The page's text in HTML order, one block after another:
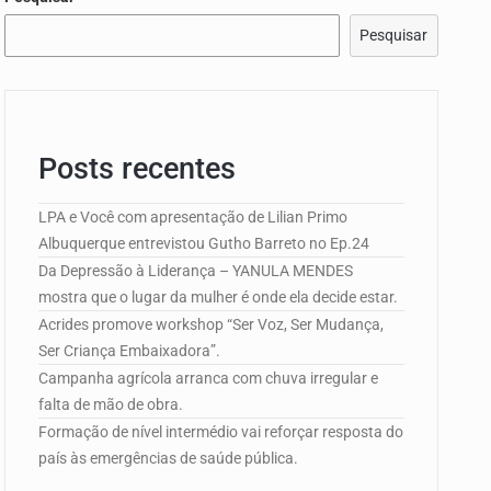
de…
Pesquisar
Posts recentes
LPA e Você com apresentação de Lilian Primo
Albuquerque entrevistou Gutho Barreto no Ep.24
Da Depressão à Liderança – YANULA MENDES
mostra que o lugar da mulher é onde ela decide estar.
Acrides promove workshop “Ser Voz, Ser Mudança,
Ser Criança Embaixadora”.
Campanha agrícola arranca com chuva irregular e
falta de mão de obra.
Formação de nível intermédio vai reforçar resposta do
país às emergências de saúde pública.